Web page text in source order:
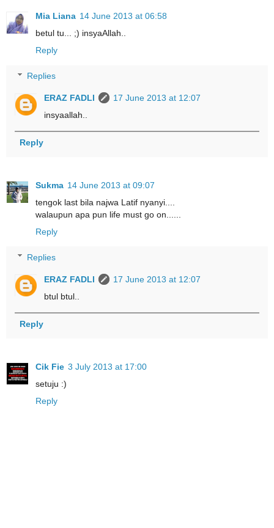
Mia Liana 14 June 2013 at 06:58
betul tu... ;) insyaAllah..
Reply
Replies
ERAZ FADLI
17 June 2013 at 12:07
insyaallah..
Reply
Sukma 14 June 2013 at 09:07
tengok last bila najwa Latif nyanyi....
walaupun apa pun life must go on......
Reply
Replies
ERAZ FADLI
17 June 2013 at 12:07
btul btul..
Reply
Cik Fie 3 July 2013 at 17:00
setuju :)
Reply